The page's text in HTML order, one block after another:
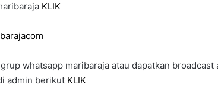
KLIK
whatsapp maribaraja atau dapatkan
admin berikut KLIK